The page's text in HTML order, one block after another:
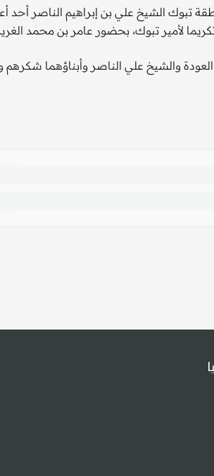
تبوك الشيخ علي بن إبراهيم الناصر
لأمير تبوك، بحضور عامر بن محمد
والشيخ علي الناصر وأبناؤهما